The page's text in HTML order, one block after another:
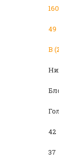
160
49
B
42
37